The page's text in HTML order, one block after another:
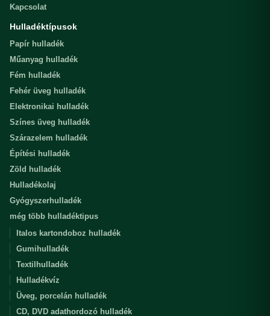
Kapcsolat
Hulladéktípusok
Papír hulladék
Műanyag hulladék
Fém hulladék
Fehér üveg hulladék
Elektronikai hulladék
Színes üveg hulladék
Szárazelem hulladék
Építési hulladék
Zöld hulladék
Hulladékolaj
Gyógyszerhulladék
még több hulladéktipus
Italos kartondoboz hulladék
Gumihulladék
Textilhulladék
Hulladékvíz
Üveg, porcelán hulladék
CD, DVD adathordozó hulladék